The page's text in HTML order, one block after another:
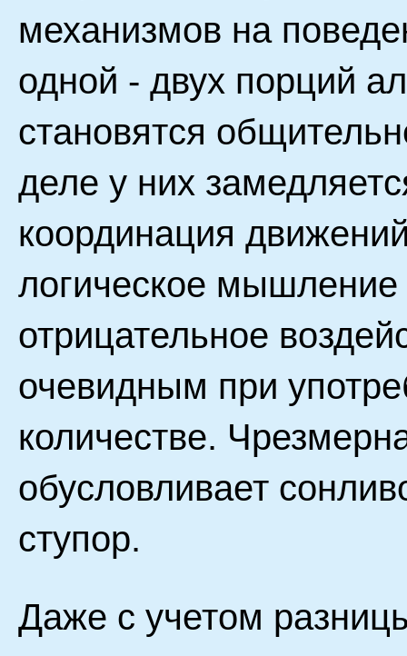
механизмов на
одной - двух порций
становятся
деле у них
координация
логическое
отрицательное
очевидным при
количестве.
обусловливает
ступор.
Даже с учетом